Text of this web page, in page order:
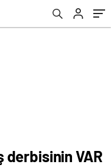
derbisinin VAR